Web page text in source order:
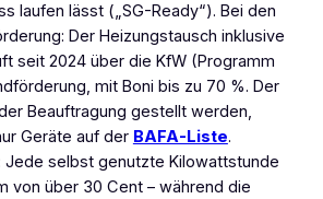
laufen lässt („SG-Ready“). Bei den
Der Heizungstausch inklusive
seit 2024 über die KfW (Programm
mit Boni bis zu 70 %. Der
Beauftragung gestellt werden,
Geräte auf der BAFA-Liste.
Jede selbst genutzte Kilowattstunde
von über 30 Cent – während die